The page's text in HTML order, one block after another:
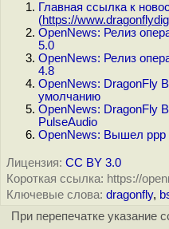
Главная ссылка к
(https://
OpenNews: Релиз
5.0
OpenNews: Релиз
4.8
OpenNews: DragonFly
умолчанию
OpenNews: DragonFly
PulseAudio
OpenNews: Вышел ppp
Лицензия: CC BY 3.0
Короткая ссылка: https://
Ключевые слова: dragonfly,
При перепечатке указание